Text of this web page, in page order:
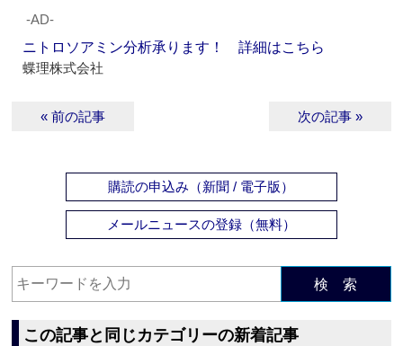
‐AD‐
ニトロソアミン分析承ります！ 詳細はこちら
蝶理株式会社
« 前の記事 次の記事 »
購読の申込み（新聞 / 電子版）
メールニュースの登録（無料）
検 索
この記事と同じカテゴリーの新着記事